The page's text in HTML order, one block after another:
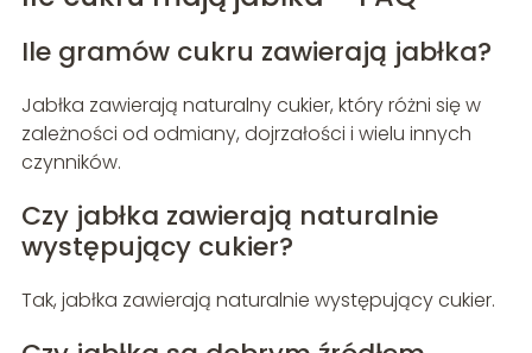
Ile gramów cukru zawierają jabłka?
Jabłka zawierają naturalny cukier, który różni się w
zależności od odmiany, dojrzałości i wielu innych
czynników.
Czy jabłka zawierają naturalnie
występujący cukier?
Tak, jabłka zawierają naturalnie występujący cukier.